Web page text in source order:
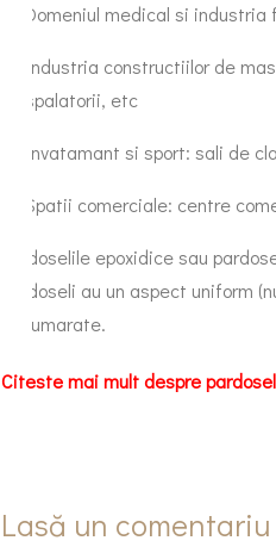
Domeniul medical si
Industria constructiilor de
spalatorii, etc
Invatamant si sport: sali de
Spatii comerciale: centre
Pardoselile epoxidice sau
pardoseli au un aspect uniform
nenumarate.
Citeste mai mult despre
Lasă un comentariu